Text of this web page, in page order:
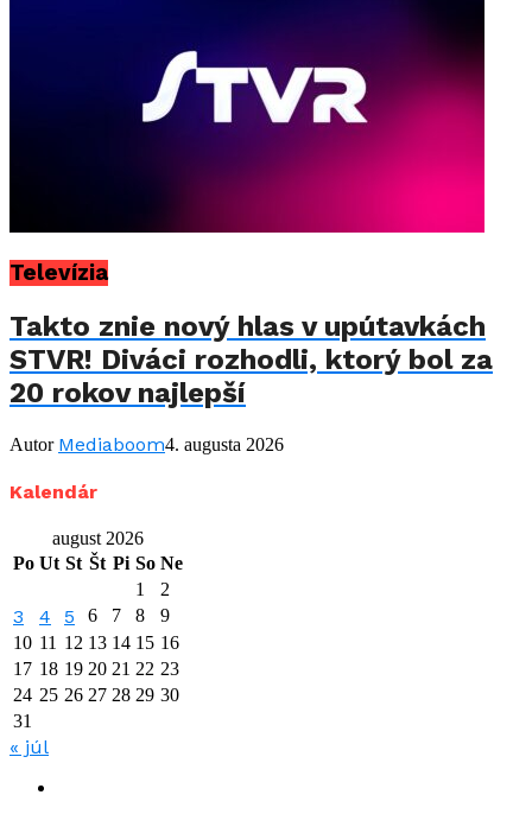
Televízia
Takto znie nový hlas v upútavkách
STVR! Diváci rozhodli, ktorý bol za
20 rokov najlepší
Autor Mediaboom4. augusta 2026
Kalendár
august 2026
Po Ut St Št Pi So Ne
1
2
3 4 5 6 7 8
9
10 11 12 13 14 15 16
17 18 19 20 21 22 23
24 25 26 27 28 29 30
31
« júl